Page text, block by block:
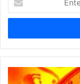
your
Email